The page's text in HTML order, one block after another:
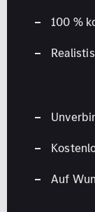
100 %
Auf